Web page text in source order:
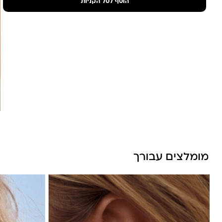
הוסף לסל הקניות
מומלצים עבורך